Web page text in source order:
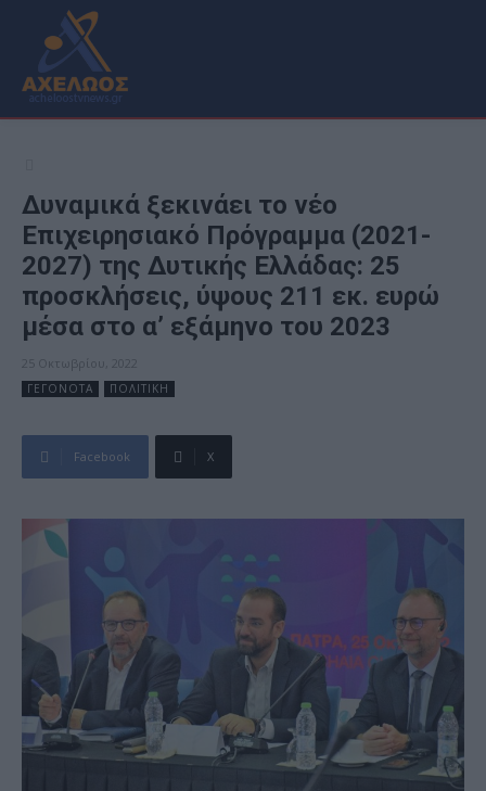
Δυναμικά ξεκινάει το νέο
Επιχειρησιακό Πρόγραμμα (2021-
2027) της Δυτικής Ελλάδας: 25
προσκλήσεις, ύψους 211 εκ. ευρώ
μέσα στο α’ εξάμηνο του 2023
25 Οκτωβρίου, 2022
ΓΕΓΟΝΟΤΑ ΠΟΛΙΤΙΚΗ
Facebook X